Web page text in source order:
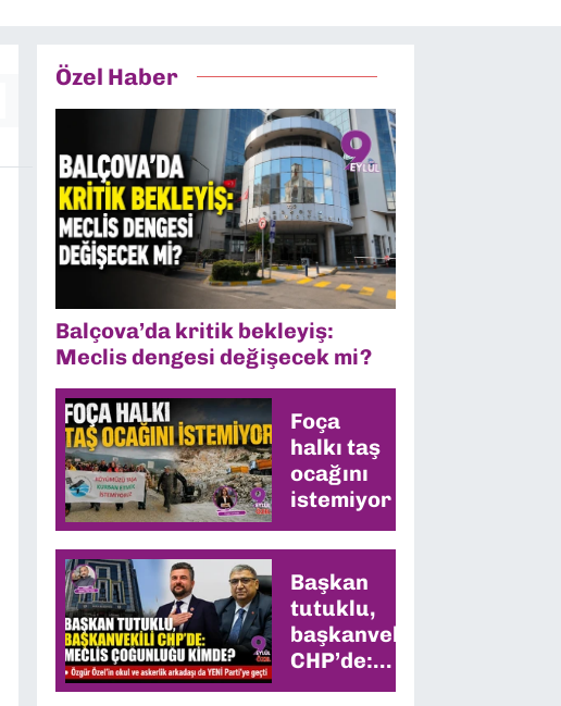
Özel Haber
Balçova’da kritik bekleyiş:
Meclis dengesi değişecek mi?
Foça
halkı taş
ocağını
istemiyor
Başkan
tutuklu,
başkanvekili
CHP’de:
Meclis